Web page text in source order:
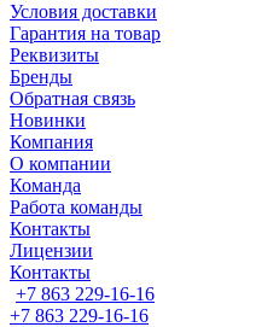
Условия доставки
Гарантия на товар
Реквизиты
Бренды
Обратная связь
Новинки
Компания
О компании
Команда
Работа команды
Контакты
Лицензии
Контакты
+7 863 229-16-16
+7 863 229-16-16